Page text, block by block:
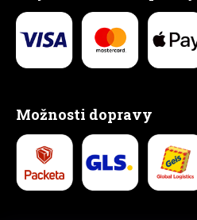
Možnosti dopravy